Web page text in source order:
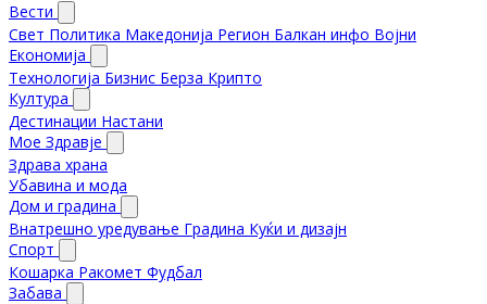
Вести
Свет Политика Македонија Регион Балкан инфо Војни
Економија
Технологија Бизнис Берза Крипто
Култура
Дестинации Настани
Мое Здравје
Здрава храна
Убавина и мода
Дом и градина
Внатрешно уредување Градина Куќи и дизајн
Спорт
Кошарка Ракомет Фудбал
Забава